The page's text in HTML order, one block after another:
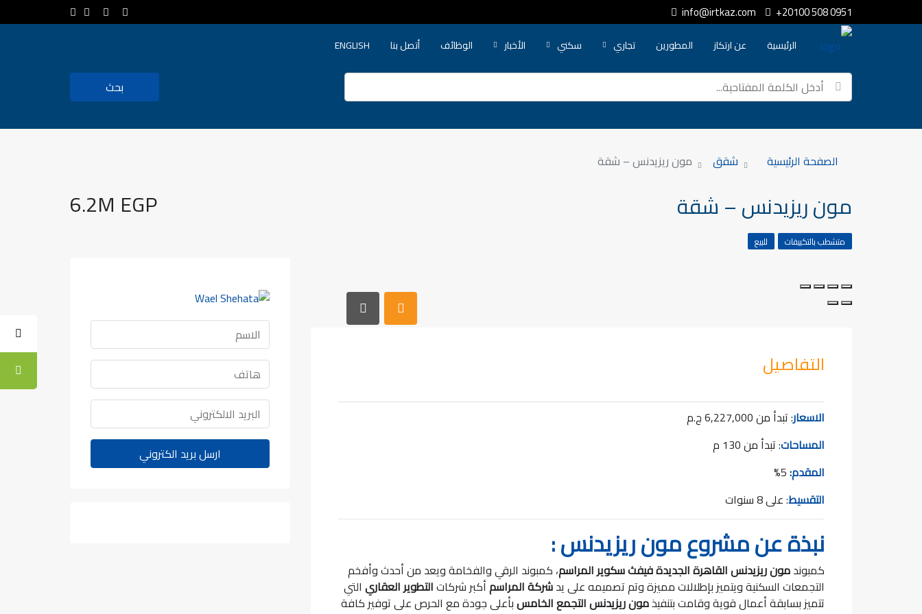
+20100 508 0951
info@irtkaz.com
الرئيسية عن ارتكاز المطورين تجاري سكني الأخبار الوظائف أتصل بنا ENGLISH
بحث
الصفحة الرئيسية شقق مون ريزيدنس – شقة
مون ريزيدنس – شقة 6.2M EGP
متشطب بالتكييفات للبيع
التفاصيل
الاسعار: تبدأ من 6,227,000 ج.م
المساحات: تبدأ من 130 م
المقدم:
5%
التقسيط: على 8 سنوات
نبذة عن مشروع مون ريزيدنس :
كمبوندمون ريزيدنسالقاهرة الجديدة فيفث سكوير المراسم، كمبوند الرقي والفخامة ويعد من أحدث وأفخم
التجمعات السكنية ويتميز بإطلالات مميزة وتم تصميمه على يدشركة المراسمأكبر شركاتالتطوير العقاري التي
تتميز بسابقة أعمال قوية وقامت بتنفيذمون ريزيدنس التجمع الخامسبأعلى جودة مع الحرص على توفير كافة
ارسل بريد الكتروني